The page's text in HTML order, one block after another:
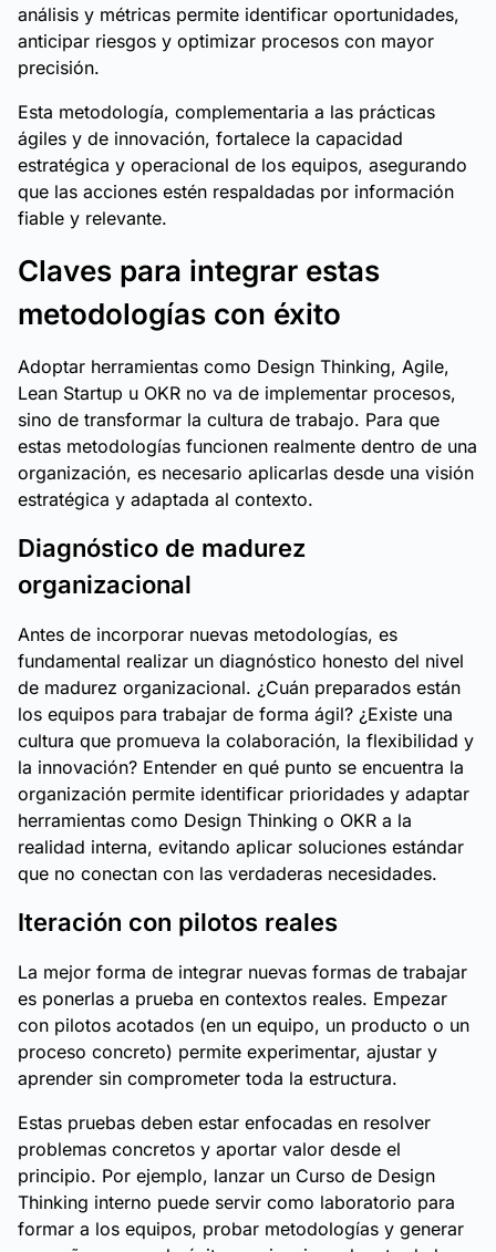
análisis y métricas permite identificar oportunidades,
anticipar riesgos y optimizar procesos con mayor
precisión.
Esta metodología, complementaria a las prácticas
ágiles y de innovación, fortalece la capacidad
estratégica y operacional de los equipos, asegurando
que las acciones estén respaldadas por información
fiable y relevante.
Claves para integrar estas
metodologías con éxito
Adoptar herramientas como Design Thinking, Agile,
Lean Startup u OKR no va de implementar procesos,
sino de transformar la cultura de trabajo. Para que
estas metodologías funcionen realmente dentro de una
organización, es necesario aplicarlas desde una visión
estratégica y adaptada al contexto.
Diagnóstico de madurez
organizacional
Antes de incorporar nuevas metodologías, es
fundamental realizar un diagnóstico honesto del nivel
de madurez organizacional. ¿Cuán preparados están
los equipos para trabajar de forma ágil? ¿Existe una
cultura que promueva la colaboración, la flexibilidad y
la innovación? Entender en qué punto se encuentra la
organización permite identificar prioridades y adaptar
herramientas como Design Thinking o OKR a la
realidad interna, evitando aplicar soluciones estándar
que no conectan con las verdaderas necesidades.
Iteración con pilotos reales
La mejor forma de integrar nuevas formas de trabajar
es ponerlas a prueba en contextos reales. Empezar
con pilotos acotados (en un equipo, un producto o un
proceso concreto) permite experimentar, ajustar y
aprender sin comprometer toda la estructura.
Estas pruebas deben estar enfocadas en resolver
problemas concretos y aportar valor desde el
principio. Por ejemplo, lanzar un Curso de Design
Thinking interno puede servir como laboratorio para
formar a los equipos, probar metodologías y generar